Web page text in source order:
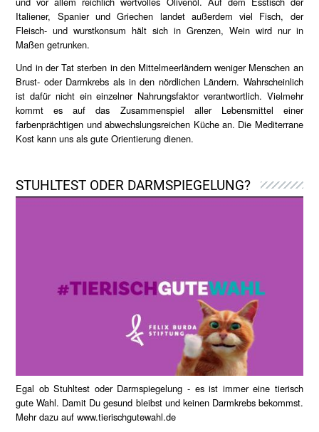
Italiener, Spanier und Griechen landet außerdem viel Fisch, der
Fleisch- und wurstkonsum hält sich in Grenzen, Wein wird nur in
Maßen getrunken.
Und in der Tat sterben in den Mittelmeerländern weniger Menschen an
Brust- oder Darmkrebs als in den nördlichen Ländern. Wahrscheinlich
ist dafür nicht ein einzelner Nahrungsfaktor verantwortlich. Vielmehr
kommt es auf das Zusammenspiel aller Lebensmittel einer
farbenprächtigen und abwechslungsreichen Küche an. Die Mediterrane
Kost kann uns als gute Orientierung dienen.
STUHLTEST ODER DARMSPIEGELUNG?
Egal ob Stuhltest oder Darmspiegelung - es ist immer eine tierisch
gute Wahl. Damit Du gesund bleibst und keinen Darmkrebs bekommst.
Mehr dazu aufwww.tierischgutewahl.de